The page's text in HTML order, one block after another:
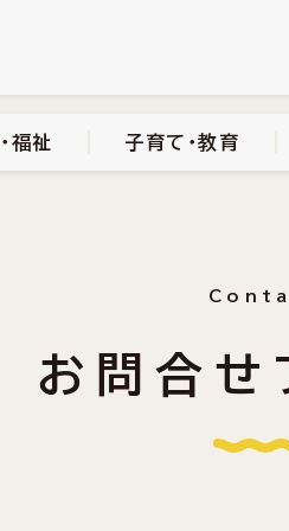
福祉 子育て・教育
お問合せ